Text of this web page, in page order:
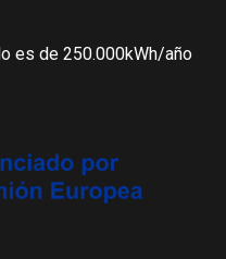
es de 250.000kWh/año